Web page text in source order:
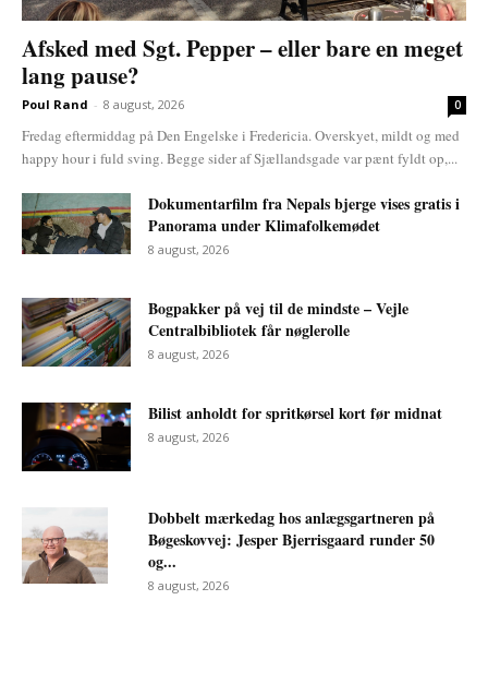
Afsked med Sgt. Pepper – eller bare en meget
lang pause?
Poul Rand - 8 august, 2026 0
Fredag eftermiddag på Den Engelske i Fredericia. Overskyet, mildt og med
happy hour i fuld sving. Begge sider af Sjællandsgade var pænt fyldt op,...
Dokumentarfilm fra Nepals bjerge vises gratis i
Panorama under Klimafolkemødet
8 august, 2026
Bogpakker på vej til de mindste – Vejle
Centralbibliotek får nøglerolle
8 august, 2026
Bilist anholdt for spritkørsel kort før midnat
8 august, 2026
Dobbelt mærkedag hos anlægsgartneren på
Bøgeskovvej: Jesper Bjerrisgaard runder 50
og...
8 august, 2026